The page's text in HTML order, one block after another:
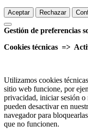
Aceptar Rechazar
Gestión de preferencias
Cookies técnicas =>
Utilizamos cookies
sitio web funcione, por
privacidad, iniciar sesión o
pueden desactivar en
navegador para
que no funcionen.